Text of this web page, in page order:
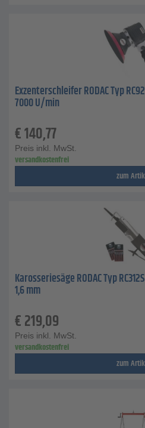
Exzenterschleifer RODAC Typ
7000 U/min
€140,77
Preis inkl. MwSt.
versandkostenfrei
zum
Karosseriesäge RODAC Typ
1,6 mm
€219,09
Preis inkl. MwSt.
versandkostenfrei
zum